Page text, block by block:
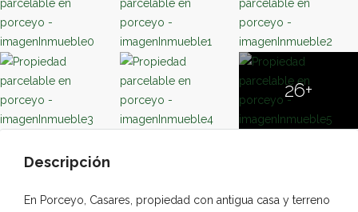
26+
Descripción
En Porceyo, Casares, propiedad con antigua casa y terreno